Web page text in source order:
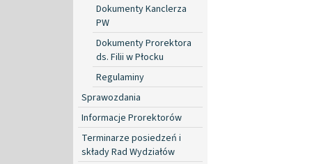
Dokumenty Kanclerza
PW
Dokumenty Prorektora
ds. Filii w Płocku
Regulaminy
Sprawozdania
Informacje Prorektorów
Terminarze posiedzeń i
składy Rad Wydziałów